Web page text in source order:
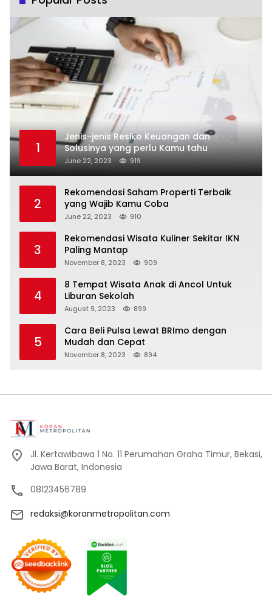
1
Jenis-jenis Resiko Keuangan dan
Solusinya yang perlu Kamu tahu
June 22, 2023 919
2
Rekomendasi Saham Properti Terbaik
yang Wajib Kamu Coba
June 22, 2023 910
3
Rekomendasi Wisata Kuliner Sekitar IKN
Paling Mantap
November 8, 2023 909
4
8 Tempat Wisata Anak di Ancol Untuk
Liburan Sekolah
August 9, 2023 899
5
Cara Beli Pulsa Lewat BRImo dengan
Mudah dan Cepat
November 8, 2023 894
Jl. Kertawibawa 1 No. 11 Perumahan Graha Timur, Bekasi,
Jawa Barat, Indonesia
08123456789
redaksi@koranmetropolitan.com